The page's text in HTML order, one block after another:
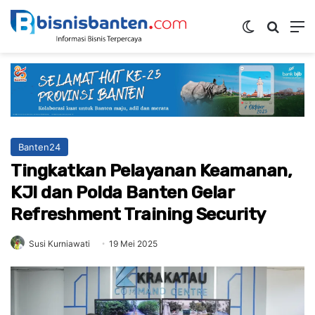
Switch skin
Banten24
Tingkatkan Pelayanan Keamanan,
KJI dan Polda Banten Gelar
Refreshment Training Security
Susi Kurniawati 19 Mei 2025